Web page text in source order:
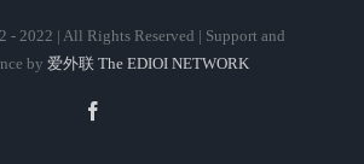
- 2022 | All Rights Reserved | Support and
by 爱外联 The EDIOI NETWORK